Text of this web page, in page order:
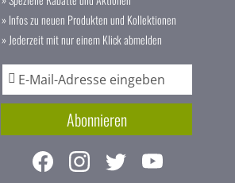
» Infos zu neuen Produkten und Kollektionen
» Jederzeit mit nur einem Klick abmelden
m
l
Abonnieren